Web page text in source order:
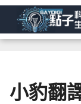
小豹翻